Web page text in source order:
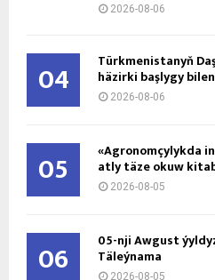
2026-08-06
04 Türkmenistanyň
häzirki başlygy
2026-08-06
05 «Agronomçylykda
atly täze okuw
2026-08-05
06 05-nji Awgust
Täleýnama
2026-08-05